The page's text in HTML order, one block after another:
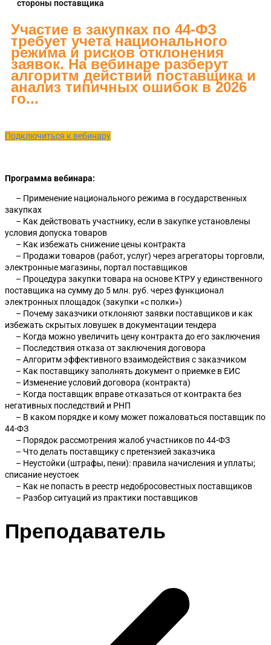
стороны поставщика
Участие в закупках по 44-ФЗ
требует учета национального
режима и рисков отклонения
заявок. На вебинаре разберут
алгоритм действий поставщика и
анализ типичных ошибок в 2026
го...
Подключиться к вебинару
Программа вебинара:
– Применение национального режима в государственных
закупках
– Как действовать участнику, если в закупке установлены
условия допуска товаров
– Как избежать снижение цены контракта
– Продажи товаров (работ, услуг) через агрегаторы торговли,
электронные магазины, портал поставщиков
– Процедура закупки товара на основе КТРУ у единственного
поставщика на сумму до 5 млн. руб. через функционал
электронных площадок (закупки «с полки»)
– Почему заказчики отклоняют заявки поставщиков и как
избежать скрытых ловушек в документации тендера
– Когда можно увеличить цену контракта до его заключения
– Последствия отказа от заключения договора
– Алгоритм эффективного взаимодействия с заказчиком
– Как поставщику заполнять документ о приемке в ЕИС
– Изменение условий договора (контракта)
– Когда поставщик вправе отказаться от контракта без
негативных последствий и РНП
– В каком порядке и кому может пожаловаться поставщик по
44-ФЗ
– Порядок рассмотрения жалоб участников по 44-ФЗ
– Что делать поставщику с претензией заказчика
– Неустойки (штрафы, пени): правила начисления и уплаты;
списание неустоек
– Как не попасть в реестр недобросовестных поставщиков
– Разбор ситуаций из практики поставщиков
Преподаватель